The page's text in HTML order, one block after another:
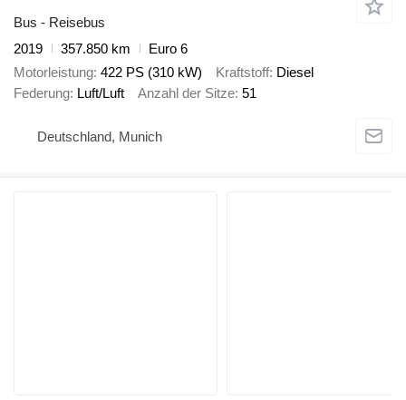
Bus - Reisebus
2019
357.850 km
Euro 6
Motorleistung 422 PS (310 kW) Kraftstoff Diesel
Federung Luft/Luft Anzahl der Sitze 51
Deutschland, Munich